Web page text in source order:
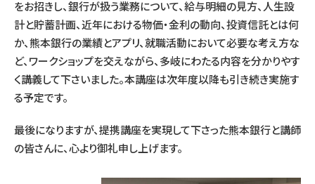
をお招きし、銀行が扱う業務について、給与明細の見方、人生設
計と貯蓄計画、近年における物価・金利の動向、投資信託とは何
か、熊本銀行の業績とアプリ、就職活動において必要な考え方な
ど、ワークショップを交えながら、多岐にわたる内容を分かりやす
く講義して下さいました。本講座は次年度以降も引き続き実施す
る予定です。
最後になりますが、提携講座を実現して下さった熊本銀行と講師
の皆さんに、心より御礼申し上げます。